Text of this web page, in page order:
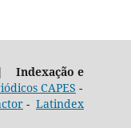
Indexação e
CAPES -
- Latindex